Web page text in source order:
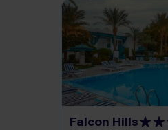
Falcon Hills